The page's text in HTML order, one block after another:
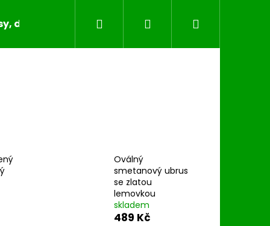
dečky, běhouny, povlaky na polštáře
Hledat PřihlášeníNákupní
Oválný
smetanový ubrus
se zlatou
lemovkou
skladem
489 Kč